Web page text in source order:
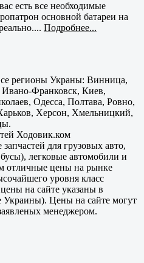
есть все необходимые
основной батареи на
Подробнее...
регионы Украны: Винница,
Франковск, Киев,
Одесса, Полтава, Ровно,
Херсон, Хмельницкий,
Ходовик.ком
для грузовых авто,
легковые автомобили и
отличные цены на рынке
уровня класс
на сайте указаны в
Украины). Цены на сайте могут
менеджером.